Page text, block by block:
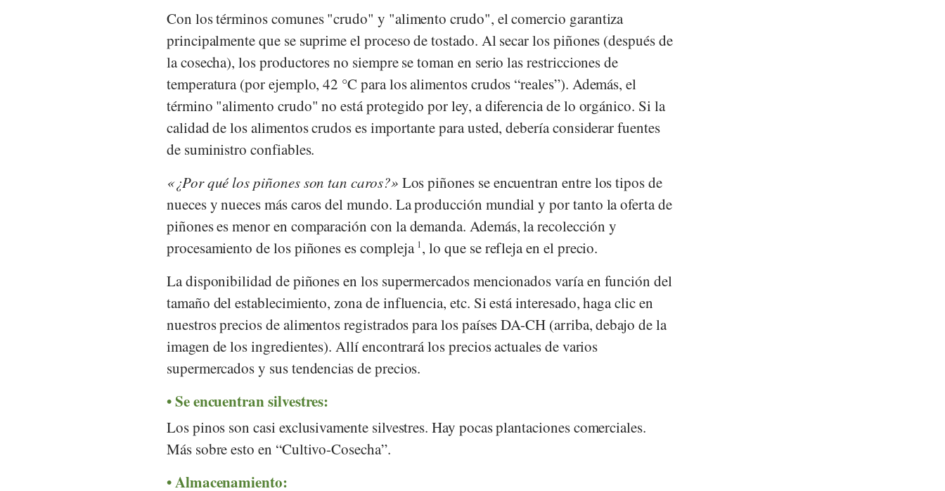
Con los términos comunes "crudo" y "alimento crudo", el comercio garantiza
principalmente que se suprime el proceso de tostado. Al secar los piñones (después de
la cosecha), los productores no siempre se toman en serio las restricciones de
temperatura (por ejemplo, 42 °C para los alimentos crudos “reales”). Además, el
término "alimento crudo" no está protegido por ley, a diferencia de lo orgánico. Si la
calidad de los alimentos crudos es importante para usted, debería considerar fuentes
de suministro confiables.
¿Por qué los piñones son tan caros?
Los piñones se encuentran entre los tipos de
nueces y nueces más caros del mundo. La producción mundial y por tanto la oferta de
piñones es menor en comparación con la demanda. Además, la recolección y
procesamiento de los piñones es compleja 1 , lo que se refleja en el precio.
La disponibilidad de piñones en los supermercados mencionados varía en función del
tamaño del establecimiento, zona de influencia, etc. Si está interesado, haga clic en
nuestros precios de alimentos registrados para los países DA-CH (arriba, debajo de la
imagen de los ingredientes). Allí encontrará los precios actuales de varios
supermercados y sus tendencias de precios.
Se encuentran silvestres:
Los pinos son casi exclusivamente silvestres. Hay pocas plantaciones comerciales.
Más sobre esto en “Cultivo-Cosecha”.
Almacenamiento: